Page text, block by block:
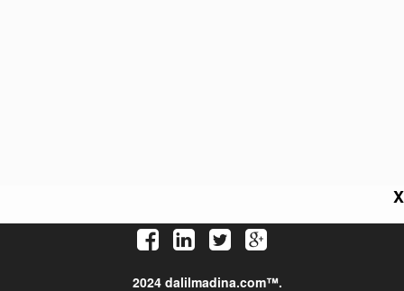
X
2024 dalilmadina.com™.